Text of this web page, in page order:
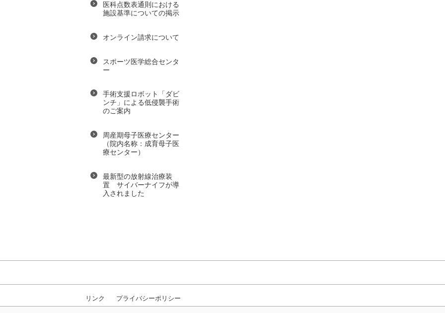
医科点数表通則における
施設基準についての掲示
オンライン請求について
スポーツ医学総合センタ
ー
手術支援ロボット「ダビ
ンチ」による低侵襲手術
のご案内
周産期母子医療センター
（院内名称：成育母子医
療センター）
最新型の放射線治療装
置 サイバーナイフが導
入されました
リンク プライバシーポリシー